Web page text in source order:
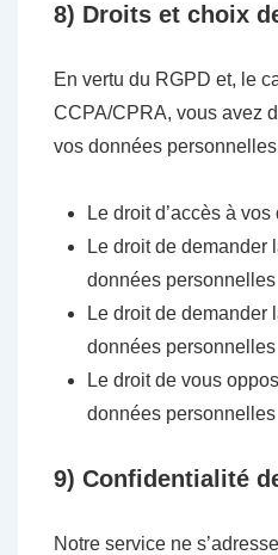
8) Droits et choix
En vertu du RGPD et, le
CCPA/CPRA, vous avez
vos données
Le droit d’accès à
Le droit de demander
données personnelles
Le droit de demander
données personnelles
Le droit de vous
données personnelles
9) Confidentialité
Notre service ne